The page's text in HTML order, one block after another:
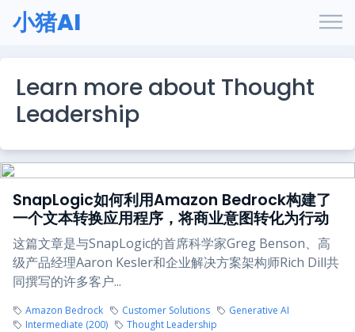
小猪AI
Learn more about Thought
Leadership
SnapLogic如何利用Amazon Bedrock构建了
一个文本转换应用程序，将商业意图转化为行动
这篇文章是与SnapLogic的首席科学家Greg Benson、高
级产品经理Aaron Kesler和企业解决方案架构师Rich Dill共
同撰写的许多客户...
Amazon Bedrock Customer Solutions
Generative AI
Intermediate (200)
Thought Leadership